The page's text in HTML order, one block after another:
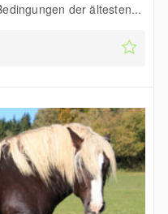
der ältesten...